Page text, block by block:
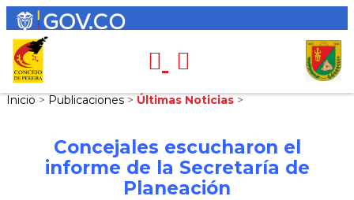
Inicio > Publicaciones > Últimas Noticias >
Concejales escucharon el
informe de la Secretaría de
Planeación